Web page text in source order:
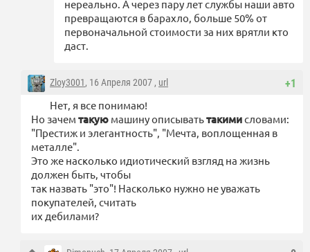
нереально. А через пару лет службы наши авто
превращаются в барахло, больше 50% от
первоначальной стоимости за них врятли кто
даст.
+1
Zloy3001, 16 Апреля 2007 , url
Нет, я все понимаю!
Но зачем такую машину описыватьтакимисловами:
"Престиж и элегантность", "Мечта, воплощенная в
металле".
Это же насколько идиотический взгляд на жизнь
должен быть, чтобы
так назвать "это"! Насколько нужно не уважать
покупателей, считать
их дебилами?